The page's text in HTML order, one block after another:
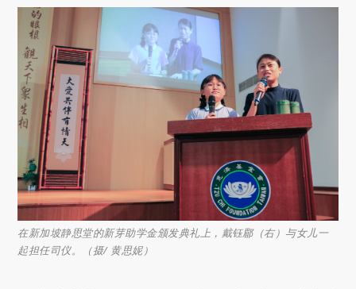
在新加坡静思堂的新芽助学金颁发典礼上，戴钰郿（右）与女儿一
起担任司仪。（摄/ 黄思妮）